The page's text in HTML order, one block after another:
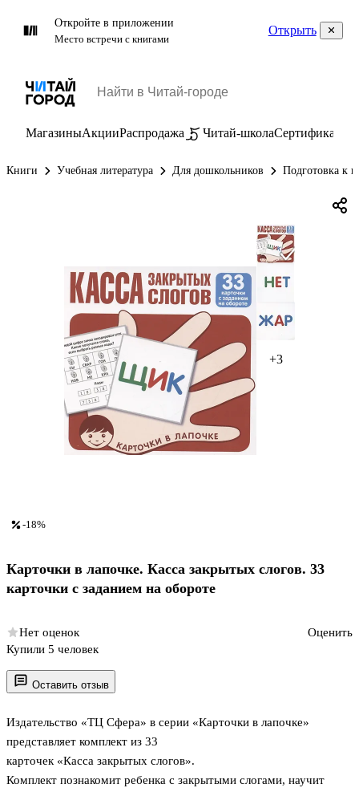
Откройте в приложении
Место встречи с книгами
Открыть
МагазиныАкцииРаспродажа Читай-школаСертификаты
Книги Учебная литература Для дошкольников Подготовка к
+3
Оставить отзыв
Издательство «ТЦ Сфера» в серии «Карточки в лапочке»
представляет комплект из 33
карточек «Касса закрытых слогов».
Комплект познакомит ребенка с закрытыми слогами, научит
-18%
Карточки в лапочке. Касса закрытых слогов. 33
карточки с заданием на обороте
Нет оценок
Оценить
Купили 5 человек